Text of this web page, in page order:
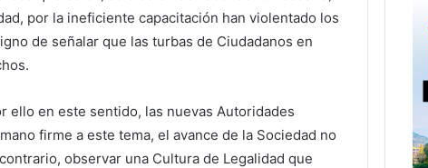
por la ineficiente capacitación han violentado los
de señalar que las turbas de Ciudadanos en
ello en este sentido, las nuevas Autoridades
firme a este tema, el avance de la Sociedad no
observar una Cultura de Legalidad que